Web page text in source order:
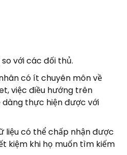
với các đối thủ.
có ít chuyên môn về
việc điều hướng trên
thực hiện được với
liệu có thể chấp nhận được
kiệm khi họ muốn tìm kiếm